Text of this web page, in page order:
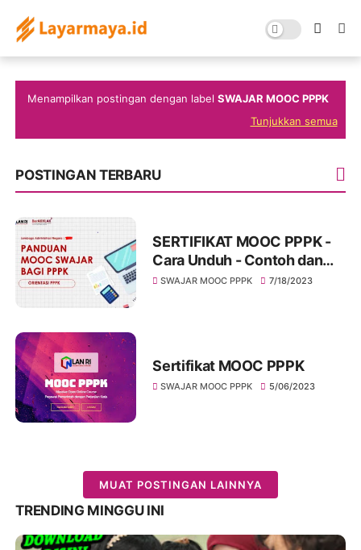
Menampilkan postingan dengan labelSWAJAR MOOC PPPK
Tunjukkan semua
POSTINGAN TERBARU
SERTIFIKAT MOOC PPPK -
Cara Unduh - Contoh dan
Panduan Loginnya
SWAJAR MOOC PPPK 7/18/2023
Sertifikat MOOC PPPK
SWAJAR MOOC PPPK 5/06/2023
MUAT POSTINGAN LAINNYA
TRENDING MINGGU INI